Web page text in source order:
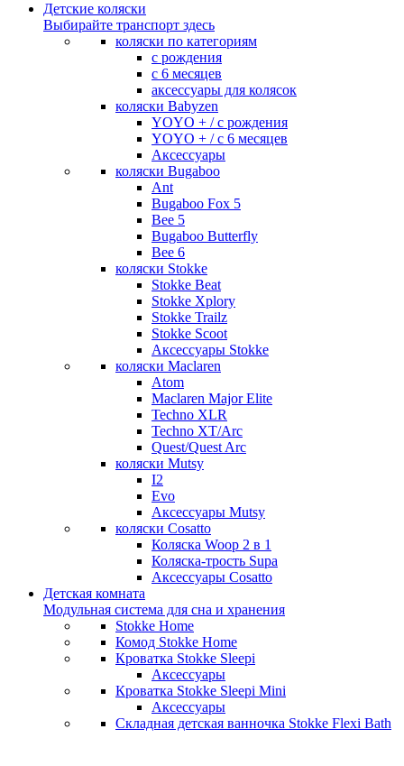
Детские коляски
Выбирайте транспорт здесь
коляски по категориям
c рождения
c 6 месяцев
аксессуары для колясок
коляски Babyzen
YOYO + / с рождения
YOYO + / с 6 месяцев
Аксессуары
коляски Bugaboo
Ant
Bugaboo Fox 5
Bee 5
Bugaboo Butterfly
Bee 6
коляски Stokke
Stokke Beat
Stokke Xplory
Stokke Trailz
Stokke Scoot
Аксессуары Stokke
коляски Maclaren
Atom
Maclaren Major Elite
Techno XLR
Techno XT/Arc
Quest/Quest Arc
коляски Mutsy
I2
Evo
Аксессуары Mutsy
коляски Cosatto
Коляска Woop 2 в 1
Коляска-трость Supa
Аксессуары Cosatto
Детская комната
Модульная система для сна и хранения
Stokke Home
Комод Stokke Home
Кроватка Stokke Sleepi
Аксессуары
Кроватка Stokke Sleepi Mini
Аксессуары
Складная детская ванночка Stokke Flexi Bath